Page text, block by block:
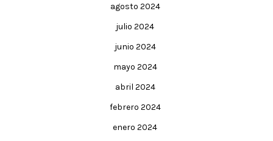
agosto 2024
julio 2024
junio 2024
mayo 2024
abril 2024
febrero 2024
enero 2024